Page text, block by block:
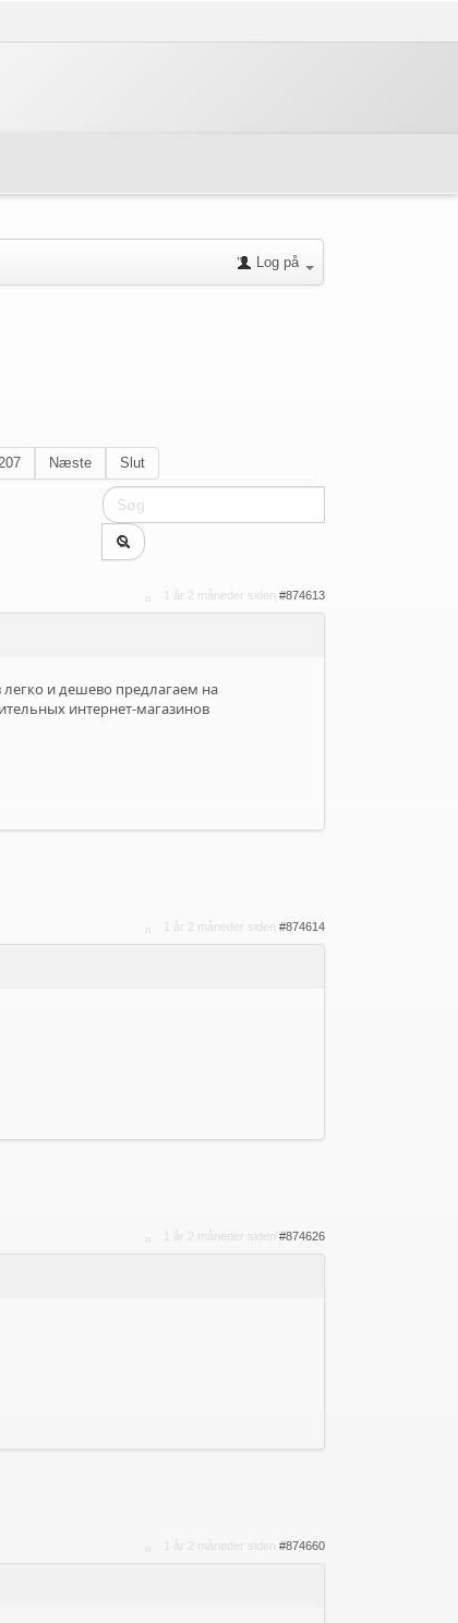
Log på
Næste Slut
1 år 2 måneder siden #874613
и дешево предлагаем на
интернет-магазинов
1 år 2 måneder siden #874614
1 år 2 måneder siden #874626
1 år 2 måneder siden #874660